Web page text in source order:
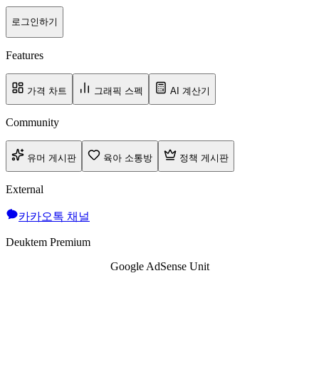
로그인하기
Features
가격 차트 그래픽 스펙 AI 계산기
Community
유머 게시판 육아 소통방 정책 게시판
External
카카오톡 채널
Deuktem Premium
Google AdSense Unit